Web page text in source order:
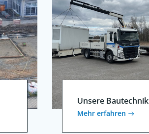
Unsere Bautechnik
Mehr erfahren